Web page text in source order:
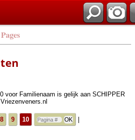
voor Familienaam is gelijk aan SCHIPPER
8 9 10